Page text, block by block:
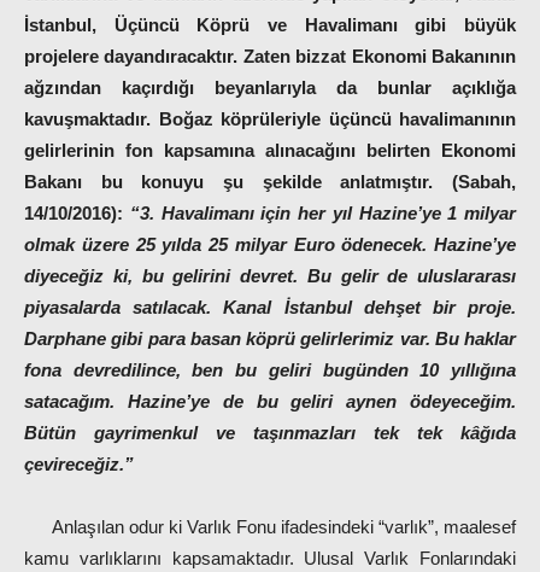
İstanbul, Üçüncü Köprü ve Havalimanı gibi büyük
projelere dayandıracaktır. Zaten bizzat Ekonomi Bakanının
ağzından kaçırdığı beyanlarıyla da bunlar açıklığa
kavuşmaktadır. Boğaz köprüleriyle üçüncü havalimanının
gelirlerinin fon kapsamına alınacağını belirten Ekonomi
Bakanı bu konuyu şu şekilde anlatmıştır. (Sabah,
14/10/2016): “3. Havalimanı için her yıl Hazine’ye 1 milyar
olmak üzere 25 yılda 25 milyar Euro ödenecek. Hazine’ye
diyeceğiz ki, bu gelirini devret. Bu gelir de uluslararası
piyasalarda satılacak. Kanal İstanbul dehşet bir proje.
Darphane gibi para basan köprü gelirlerimiz var. Bu haklar
fona devredilince, ben bu geliri bugünden 10 yıllığına
satacağım. Hazine’ye de bu geliri aynen ödeyeceğim.
Bütün gayrimenkul ve taşınmazları tek tek kâğıda
çevireceğiz.”
Anlaşılan odur ki Varlık Fonu ifadesindeki “varlık”, maalesef
kamu varlıklarını kapsamaktadır. Ulusal Varlık Fonlarındaki